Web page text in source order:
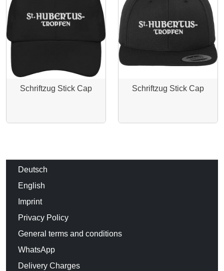
Schriftzug Stick Cap Schriftzug Stick Cap
Deutsch
English
Imprint
Privacy Policy
General terms and conditions
WhatsApp
Delivery Charges